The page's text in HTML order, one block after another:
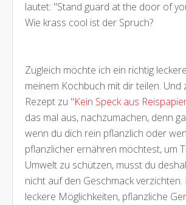
lautet: "Stand guard at the door of
Wie krass cool ist der Spruch?
Zugleich möchte ich ein richtig
meinem Kochbuch mit dir teilen. Und
Rezept zu "Kein Speck aus
das mal aus, nachzumachen, denn
wenn du dich rein pflanzlich oder
pflanzlicher ernähren möchtest, um
Umwelt zu schützen, musst du
nicht auf den Geschmack verzichten.
leckere Möglichkeiten, pflanzliche